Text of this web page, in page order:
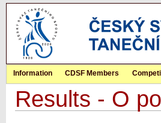
Information CDSF Members
Results - O